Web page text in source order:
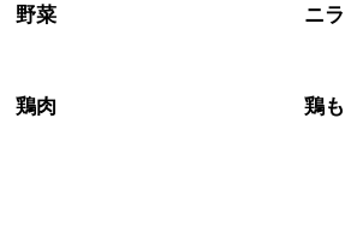
※日持ちは目安です。
野菜 ニラ
鶏肉 鶏